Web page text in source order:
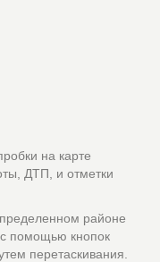
на карте
ДТП, и отметки
районе
помощью кнопок
перетаскивания.